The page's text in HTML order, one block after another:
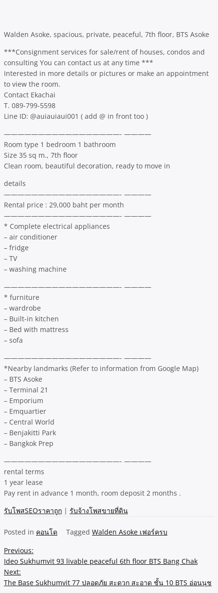
Walden Asoke, spacious, private, peaceful, 7th floor, BTS Asoke
***Consignment services for sale/rent of houses, condos and
consulting You can contact us at any time ***
Interested in more details or pictures or make an appointment
to view the room.
Contact Ekachai
T. 089-799-5598
Line ID: @auiauiaui001 ( add @ in front too )
—————————————————- ————
Room type 1 bedroom 1 bathroom
Size 35 sq m., 7th floor
Clean room, beautiful decoration, ready to move in
details
—————————————————- ————
Rental price : 29,000 baht per month
—————————————————- ————
* Complete electrical appliances
– air conditioner
– fridge
– TV
– washing machine
—————————————————- ————
* furniture
– wardrobe
– Built-in kitchen
– Bed with mattress
– sofa
—————————————————- ————
*Nearby landmarks (Refer to information from Google Map)
– BTS Asoke
– Terminal 21
– Emporium
– Emquartier
– Central World
– Benjakitti Park
– Bangkok Prep
—————————————————- ————
rental terms
1 year lease
Pay rent in advance 1 month, room deposit 2 months .
รับโพสSEOราคาถูก | รับจ้างโพสขายที่ดิน
Posted in คอนโด Tagged Walden Asoke เฟอร์ครบ
Post
navigation
Previous:
Ideo Sukhumvit 93 livable peaceful 6th floor BTS Bang Chak
Next:
The Base Sukhumvit 77 ปลอดภัย สะดวก สะอาด ชั้น 10 BTS อ่อนนุช